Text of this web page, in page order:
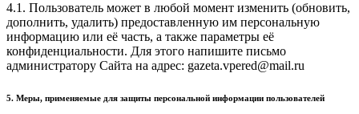
4.1. Пользователь может в любой момент изменить (обновить,
дополнить, удалить) предоставленную им персональную
информацию или её часть, а также параметры её
конфиденциальности. Для этого напишите письмо
администратору Сайта на адрес: gazeta.vpered@mail.ru
5. Меры, применяемые для защиты персональной информации пользователей